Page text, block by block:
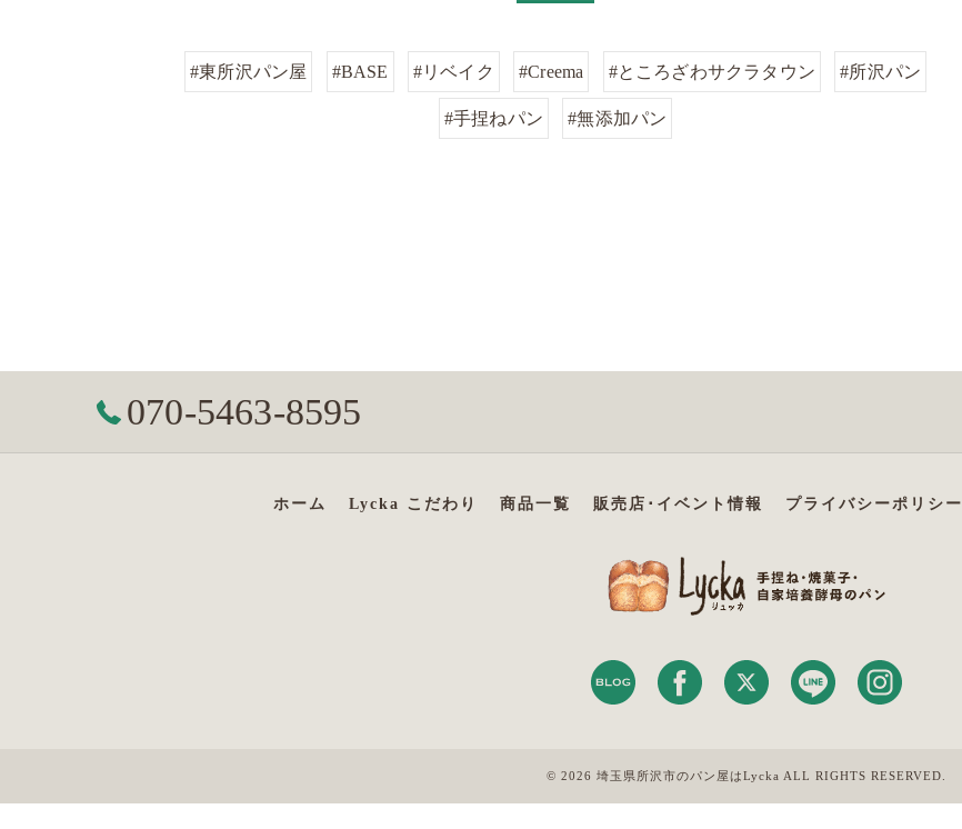
#東所沢パン屋 #BASE #リベイク #Creema #ところざわサクラタウン #所沢パン
#手捏ねパン #無添加パン
070-5463-8595
ホーム Lycka こだわり 商品一覧 販売店･イベント情報 プライバシーポリシー
© 2026 埼玉県所沢市のパン屋はLycka ALL RIGHTS RESERVED.